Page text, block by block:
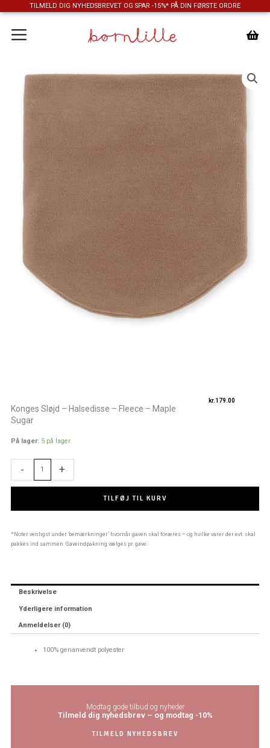
til
indholdet
TILMELD DIG NYHEDSBREVET OG SPAR -15%* PÅ DIN FØRSTE ORDRE
Konges Sløjd – Halsedisse – Fleece – Maple
Sugar
kr. 179.00
På lager: 5 på lager
-
Konges
-
Halsedisse
antal
+
TILFØJ TIL KURV
*Noter venligst under ‘bemærkninger’ hvornår gaven skal foræres – og hvilke varer der evt. skal
pakkes ind sammen. Gaveindpakning vælges pr. gave.
Beskrivelse
Yderligere information
Anmeldelser (0)
100% genanvendt polyester
Modtag gode tilbud og nyheder
Tilmeld dig nyhedsbrev – og modtag -10%
TILMELD NYHEDSBREV